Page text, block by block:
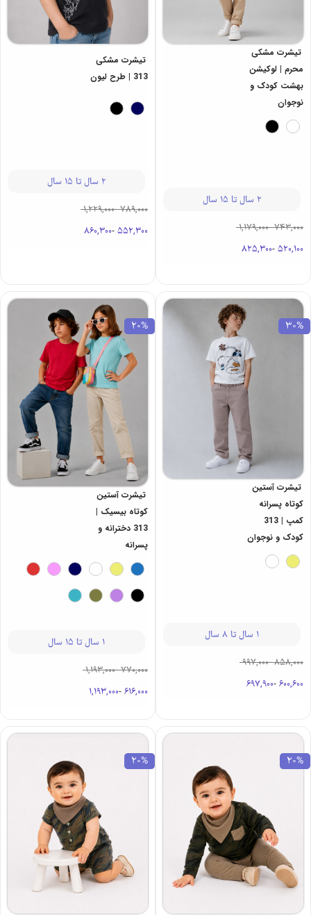
تیشرت مشکی
محرم | لوکیشن
بهشت کودک و
نوجوان
2 سال تا 15 سال
743,000
-
1,179,000
520,100
-
825,300
تیشرت مشکی
313 | طرح لیون
2 سال تا 15 سال
789,000
-
1,229,000
552,300
-
860,300
30%
تیشرت آستین
کوتاه پسرانه
کمپ | 313
کودک و نوجوان
1 سال تا 8 سال
858,000
-
997,000
600,600
-
697,900
20%
تیشرت آستین
کوتاه بیسیک |
313 دخترانه و
پسرانه
1 سال تا 15 سال
770,000
-
1,193,000
616,000
-
1,193,000
20%
20%